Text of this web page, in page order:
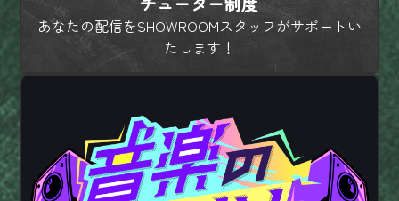
あなたの配信をSHOWROOMスタッフがサポートい
たします！